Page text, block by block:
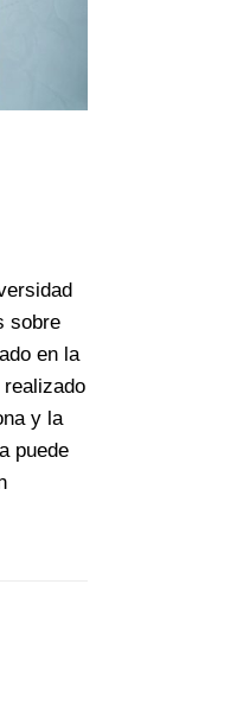
sobre
en la
y la
puede